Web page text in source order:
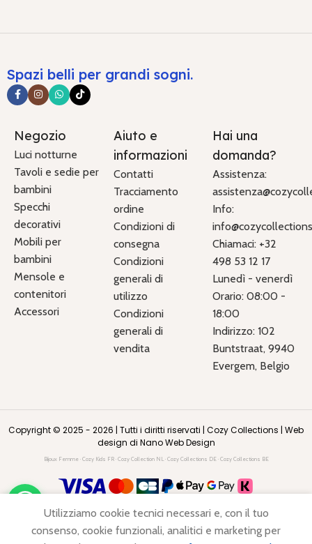
Spazi belli per grandi sogni.
Negozio
Luci notturne
Tavoli e sedie per
bambini
Specchi
decorativi
Mobili per
bambini
Mensole e
contenitori
Accessori
Aiuto e
informazioni
Contatti
Tracciamento
ordine
Condizioni di
consegna
Condizioni
generali di
utilizzo
Condizioni
generali di
vendita
Hai una
domanda?
Assistenza:
Info:
Chiamaci: +32
498 53 12 17
Lunedì - venerdì
Orario: 08:00 -
18:00
Indirizzo: 102
Buntstraat, 9940
Evergem, Belgio
Copyright © 2025 - 2026 | Tutti i diritti riservati | Cozy Collections | Web
design di Nano Web Design
Bijoux Femme · Cozy Kids FR · Cozy Collection NL · Cozy Collections DE · Cozy Collections BE
Utilizziamo cookie tecnici necessari e, con il tuo
consenso, cookie funzionali, analitici e marketing per
leone
personalizzata
con nome |
59,90€